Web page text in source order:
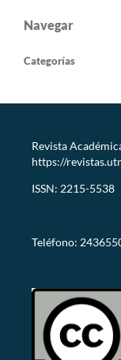
Navegar
Categorías
Revista
https://
ISSN: 2215-5538
Teléfono: